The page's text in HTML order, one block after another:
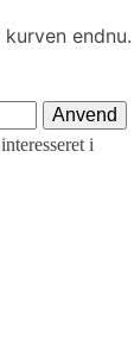
endnu.
Anvend
i